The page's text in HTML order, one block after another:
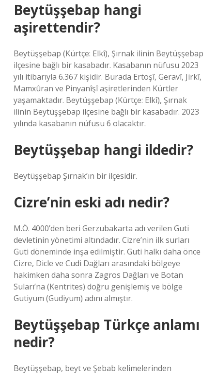
Beytüşşebap hangi
aşirettendir?
Beytüşşebap (Kürtçe: Elkî), Şırnak ilinin Beytüşşebap
ilçesine bağlı bir kasabadır. Kasabanın nüfusu 2023
yılı itibarıyla 6.367 kişidir. Burada Ertoşî, Geravî, Jirkî,
Mamxûran ve Pinyanîşî aşiretlerinden Kürtler
yaşamaktadır. Beytüşşebap (Kürtçe: Elkî), Şırnak
ilinin Beytüşşebap ilçesine bağlı bir kasabadır. 2023
yılında kasabanın nüfusu 6 olacaktır.
Beytüşşebap hangi ildedir?
Beytüşşebap Şırnak’ın bir ilçesidir.
Cizre’nin eski adı nedir?
M.Ö. 4000’den beri Gerzubakarta adı verilen Guti
devletinin yönetimi altındadır. Cizre’nin ilk surları
Guti döneminde inşa edilmiştir. Guti halkı daha önce
Cizre, Dicle ve Cudi Dağları arasındaki bölgeye
hakimken daha sonra Zagros Dağları ve Botan
Suları’na (Kentrites) doğru genişlemiş ve bölge
Gutiyum (Gudiyum) adını almıştır.
Beytüşşebap Türkçe anlamı
nedir?
Beytüşşebap, beyt ve Şebab kelimelerinden